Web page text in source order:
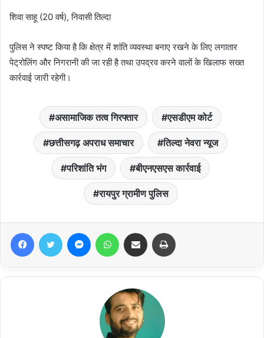
शिवा साहू (20 वर्ष), निवासी तिल्दा
पुलिस ने स्पष्ट किया है कि क्षेत्र में शांति व्यवस्था बनाए रखने के लिए लगातार
पेट्रोलिंग और निगरानी की जा रही है तथा उपद्रव करने वालों के खिलाफ सख्त
कार्रवाई जारी रहेगी।
असामाजिक तत्व गिरफ्तार एसडीएम कोर्ट
छत्तीसगढ़ अपराध समाचार तिल्दा नेवरा न्यूज
परिशांति भंग बीएनएसएस कार्रवाई
रायपुर ग्रामीण पुलिस
FacebookTwitter MessengerWhatsAppShare via Email